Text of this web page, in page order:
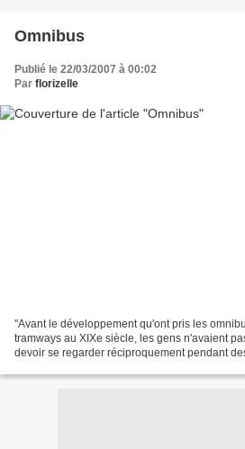
Omnibus
Publié le 22/03/2007 à 00:02
Par florizelle
"Avant le développement qu'ont pris les
tramways au XIXe siècle, les gens n'avaient
devoir se regarder réciproquement pendant